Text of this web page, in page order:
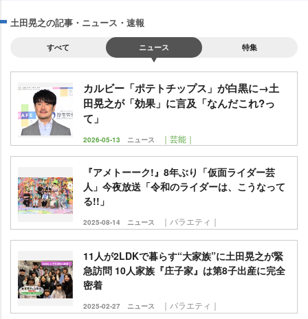
土田晃之の記事・ニュース・速報
すべて ニュース 特集
カルビー「ポテトチップス」が白黒に→土
田晃之が「効果」に言及「なんだこれ?っ
て」
2026-05-13 ニュース ｜芸能｜
『アメトーーク!』8年ぶり「仮面ライダー芸
人」今夜放送「令和のライダーは、こうなって
る!!」
2025-08-14 ニュース ｜バラエティ｜
11人が2LDKで暮らす“大家族”に土田晃之が緊
急訪問 10人家族『庄子家』は第8子出産に完全
密着
2025-02-27 ニュース ｜バラエティ｜